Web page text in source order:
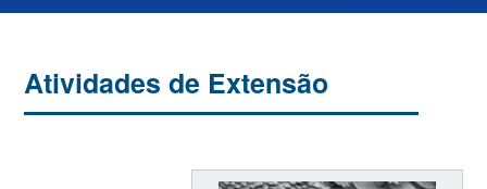
Atividades de Extensão